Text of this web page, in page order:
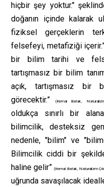
hiçbir şey yoktur."
doğanın içinde kalarak
fiziksel gerçeklerin
felsefeyi, metafiziği
bir bilim tarihi ve
tartışmasız bir bilim
açık, tartışmasız bir
görecektir.”
(Kemal Batak,
oldukça sınırlı bir
bilimcilik, desteksiz
nedenle, "bilim" ve
Bilimcilik ciddi bir
haline gelir”(Kemal Batak, Naturalizm
uğrunda savaşılacak